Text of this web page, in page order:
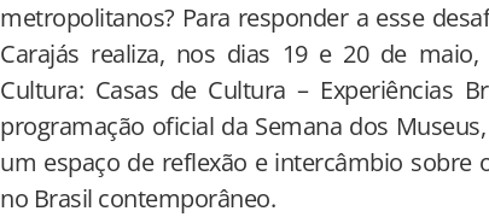
metropolitanos? Para responder a esse
Carajás realiza, nos dias 19 e 20 de
Cultura: Casas de Cultura – Experiências
programação oficial da Semana dos
um espaço de reflexão e intercâmbio sobre
no Brasil contemporâneo.